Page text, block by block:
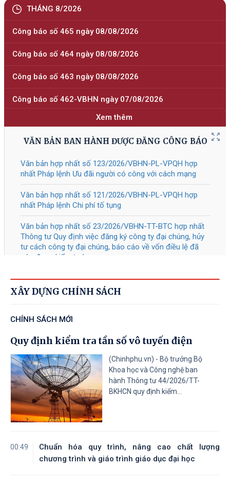
/NĐ-CP
05/08/2026
Nghị định số 118/2025/NĐ-CP ngày
09 tháng 6 năm 2025 của Chính phủ
cơ chế một cửa, một cửa liên thông
công quốc gia, được sửa đổi, bổ
sung bởi Nghị định số 367/2025/NĐ-
СР
308/2026/NĐ-CP
Quy định chi tiết một số điều của Luật
hỗ trợ của Nhà nước đối với doanh
nghiệp và Quỹ đào tạo nhân lực của
doanh nghiệp
Tài liệu đính kèm
05/08/2026
pháp luật của Thủ tướng Chính phủ
/QĐ-TTg
05/08/2026
Về Tiêu chí phân loại doanh nghiệp
để thực hiện cơ cấu lại vốn nhà nước
tại doanh nghiệp nhà nước, doanh
nghiệp có vốn nhà nước
Tài liệu đính kèm
31/CT-TTg
Về thực hiện các nhiệm vụ trọng tâm
Tài liệu đính kèm
XÂY DỰNG CHÍNH SÁCH
CHÍNH SÁCH MỚI
Quy định kiểm tra tần số vô tuyến điện
(Chinhphu.vn) - Bộ trưởng Bộ
Khoa học và Công nghệ ban
hành Thông tư 44/2026/TT-
BKHCN quy định kiểm...
00:49
Chuẩn hóa quy trình, nâng cao chất lượng
chương trình và giáo trình giáo dục đại học